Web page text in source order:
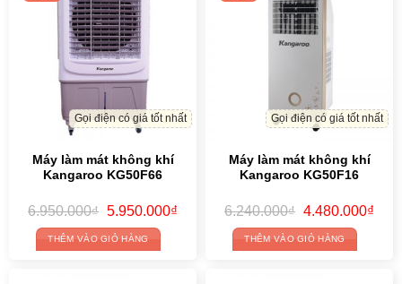
Gọi điện có giá tốt nhất
Máy làm mát không khí
Kangaroo KG50F66
6.950.000₫ Original
was:
6.950.000₫.
5.950.000₫Current
5.950.000₫.
THÊM VÀO GIỎ HÀNG
Gọi điện có giá tốt nhất
Máy làm mát không khí
Kangaroo KG50F16
6.240.000₫ Original
was:
6.240.000₫.
4.480.000₫
THÊM VÀO GIỎ HÀNG